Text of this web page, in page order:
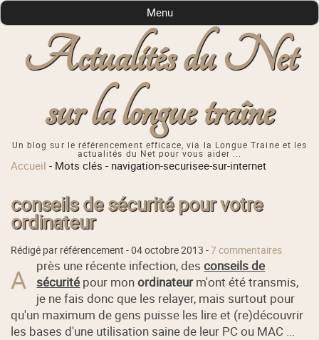
Actualités du Net
sur la longue traîne
Un blog sur le référencement efficace, via la Longue Traine et les
actualités du Net pour vous aider ...
Menu
Accueil - Mots clés - navigation-securisee-sur-internet
conseils de sécurité pour votre
ordinateur
Rédigé par référencement -04 octobre 2013 -7 commentaires
A près une récente infection, desconseils de
sécurité pour monordinateurm'ont été transmis,
je ne fais donc que les relayer, mais surtout pour
qu'un maximum de gens puisse les lire et (re)découvrir
les bases d'une utilisation saine de leur PC ou MAC ...